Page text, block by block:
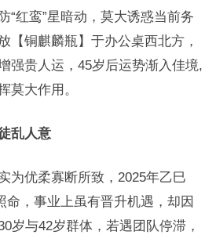
“红鸾”星暗动，莫大诱惑当前务
【铜麒麟瓶】于办公桌西北方，
强贵人运，45岁后运势渐入佳境,
莫大作用。
乱人意
为优柔寡断所致，2025年乙巳
命，事业上虽有晋升机遇，却因
岁与42岁群体，若遇团队停滞，